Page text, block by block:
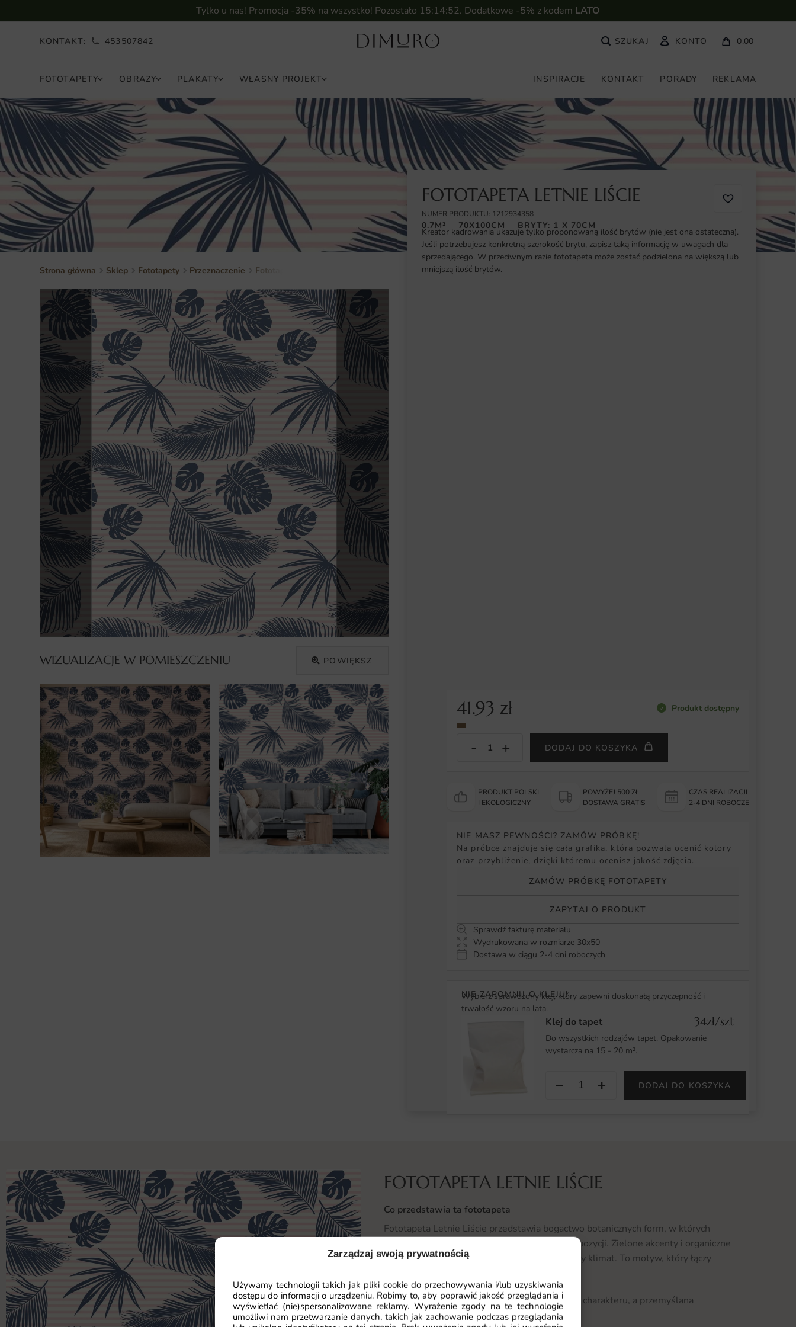
Zarządzaj swoją prywatnością
Używamy technologii takich jak pliki cookie do przechowywania i/lub uzyskiwania
dostępu do informacji o urządzeniu. Robimy to, aby poprawić jakość przeglądania i
wyświetlać (nie)spersonalizowane reklamy. Wyrażenie zgody na te technologie
umożliwi nam przetwarzanie danych, takich jak zachowanie podczas przeglądania
Tylko u nas! Promocja -35% na wszystko! Pozostało 15:14:51. Dodatkowe -5% z kodem LATO
KONTAKT: 453507842 KONTO 0.00
FOTOTAPETY OBRAZY PLAKATY WŁASNY PROJEKT INSPIRACJE KONTAKT PORADY REKLAMA
Strona główna Sklep Fototapety Przeznaczenie Fototapety do salonu Fototapeta Letnie Liście
WIZUALIZACJE W POMIESZCZENIU POWIĘKSZ
FOTOTAPETA LETNIE LIŚCIE
NUMER PRODUKTU: 1212934358
0.7M² 70X100CM BRYTY: 1 X 70CM
Kreator kadrowania ukazuje tylko proponowaną ilość brytów (nie jest ona ostateczna).
Jeśli potrzebujesz konkretną szerokość brytu, zapisz taką informację w uwagach dla
sprzedającego. W przeciwnym razie fototapeta może zostać podzielona na większą lub
mniejszą ilość brytów.
41.93zł Produkt dostępny
DODAJ DO KOSZYKA
PRODUKT POLSKI
I EKOLOGICZNY
POWYŻEJ 500 ZŁ
DOSTAWA GRATIS
CZAS REALIZACJI
2-4 DNI ROBOCZE
NIE MASZ PEWNOŚCI? ZAMÓW PRÓBKĘ!
Na próbce znajduje się cała grafika, która pozwala ocenić kolory
oraz przybliżenie, dzięki któremu ocenisz jakość zdjęcia.
ZAMÓW PRÓBKĘ FOTOTAPETY
ZAPYTAJ O PRODUKT
Sprawdź fakturę materiału
Wydrukowana w rozmiarze 30x50
Dostawa w ciągu 2-4 dni roboczych
NIE ZAPOMNIJ O KLEJU!
Wybierz sprawdzony klej, który zapewni doskonałą przyczepność i
trwałość wzoru na lata.
Klej do tapet 34zł/szt
Do wszystkich rodzajów tapet. Opakowanie
wystarcza na 15 - 20 m².
− + DODAJ DO KOSZYKA
FOTOTAPETA LETNIE LIŚCIE
Co przedstawia ta fototapeta
Fototapeta Letnie Liście przedstawia bogactwo botanicznych form, w których
każdy liść stanowi dopracowany element kompozycji. Zielone akcenty i organiczne
linie wprowadzają do wnętrza świeży, naturalny klimat. To motyw, który łączy
Motyw ten dodaje przestrzeni indywidualnego charakteru, a przemyślana
kompozycja współgra z otoczeniem.